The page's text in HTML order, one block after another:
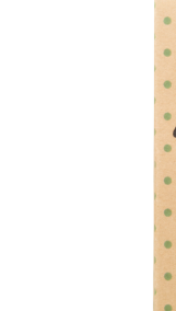
Arm- en
Oog- en
Hoofdbescherming
Broeken en Rokken